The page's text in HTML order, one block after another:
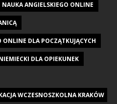
NAUKA ANGIELSKIEGO ONLINE
ONLINE DLA POCZĄTKUJĄCYCH
DLA OPIEKUNEK
WCZESNOSZKOLNA KRAKÓW